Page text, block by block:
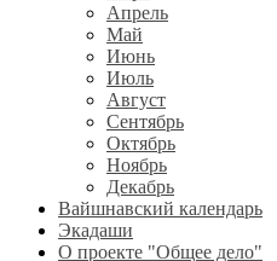
Апрель
Май
Июнь
Июль
Август
Сентябрь
Октябрь
Ноябрь
Декабрь
Вайшнавский календарь
Экадаши
О проекте "Общее дело"